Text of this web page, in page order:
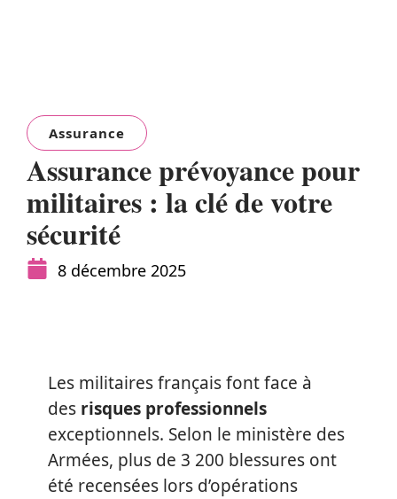
Assurance
Assurance prévoyance pour
militaires : la clé de votre
sécurité
8 décembre 2025
Les militaires français font face à
des risques professionnels
exceptionnels. Selon le ministère des
Armées, plus de 3 200 blessures ont
été recensées lors d’opérations